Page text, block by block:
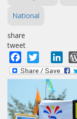
National
share
tweet
Facebook
Twitter